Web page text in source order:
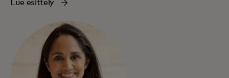
Lue esittely